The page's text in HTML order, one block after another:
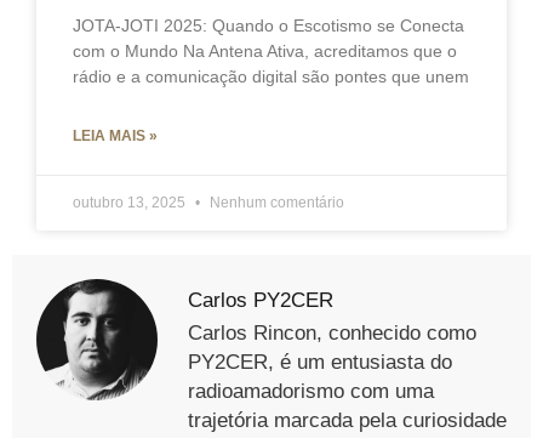
JOTA-JOTI 2025: Quando o Escotismo se Conecta
com o Mundo Na Antena Ativa, acreditamos que o
rádio e a comunicação digital são pontes que unem
LEIA MAIS »
outubro 13, 2025 Nenhum comentário
Carlos PY2CER
Carlos Rincon, conhecido como
PY2CER, é um entusiasta do
radioamadorismo com uma
trajetória marcada pela curiosidade